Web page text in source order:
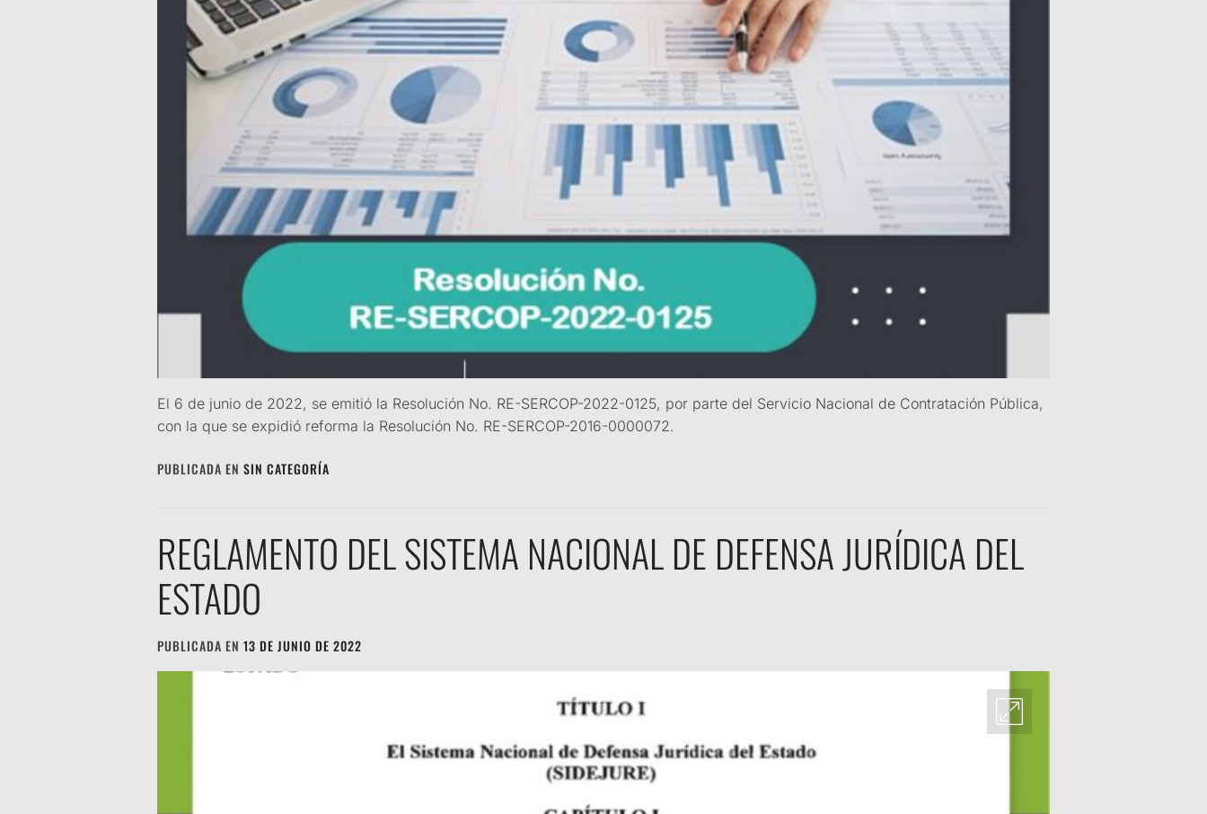
El 6 de junio de 2022, se emitió la Resolución No. RE-SERCOP-2022-0125, por parte del Servicio Nacional de Contratación Pública,
con la que se expidió reforma la Resolución No. RE-SERCOP-2016-0000072.
PUBLICADA EN SIN CATEGORÍA
REGLAMENTO DEL SISTEMA NACIONAL DE DEFENSA JURÍDICA DEL
ESTADO
PUBLICADA EN 13 DE JUNIO DE 2022